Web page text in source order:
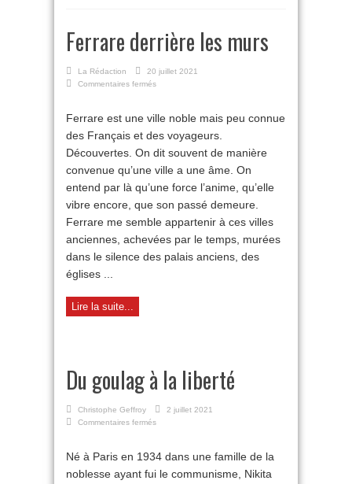
Ferrare derrière les murs
La Rédaction
20 juillet 2021
Commentaires fermés
les
murs
Ferrare est une ville noble mais peu connue
des Français et des voyageurs.
Découvertes. On dit souvent de manière
convenue qu’une ville a une âme. On
entend par là qu’une force l’anime, qu’elle
vibre encore, que son passé demeure.
Ferrare me semble appartenir à ces villes
anciennes, achevées par le temps, murées
dans le silence des palais anciens, des
églises ...
Lire la suite...
Du goulag à la liberté
Christophe Geffroy
2 juillet 2021
Commentaires fermés
à
la
Né à Paris en 1934 dans une famille de la
noblesse ayant fui le communisme, Nikita